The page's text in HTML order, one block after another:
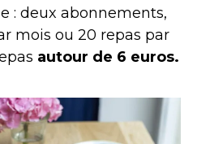
: deux abonnements,
mois ou 20 repas par
autour de 6 euros.